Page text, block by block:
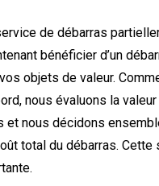
de débarras
bénéficier d’un
objets de valeur.
nous évaluons la
et nous décidons
total du débarras. Cette